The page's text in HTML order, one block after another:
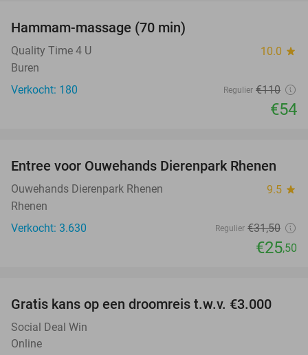
OUT
Hammam-massage (70 min)
Quality Time 4 U 10.0 star
Buren
Verkocht: 180
Regulier €110
€54
19%
Entree voor Ouwehands Dierenpark Rhenen
Ouwehands Dierenpark Rhenen 9.5 star
Rhenen
Verkocht: 3.630
Regulier €31,50
€25,50
Gratis kans op een droomreis t.w.v. €3.000
Social Deal Win
Online